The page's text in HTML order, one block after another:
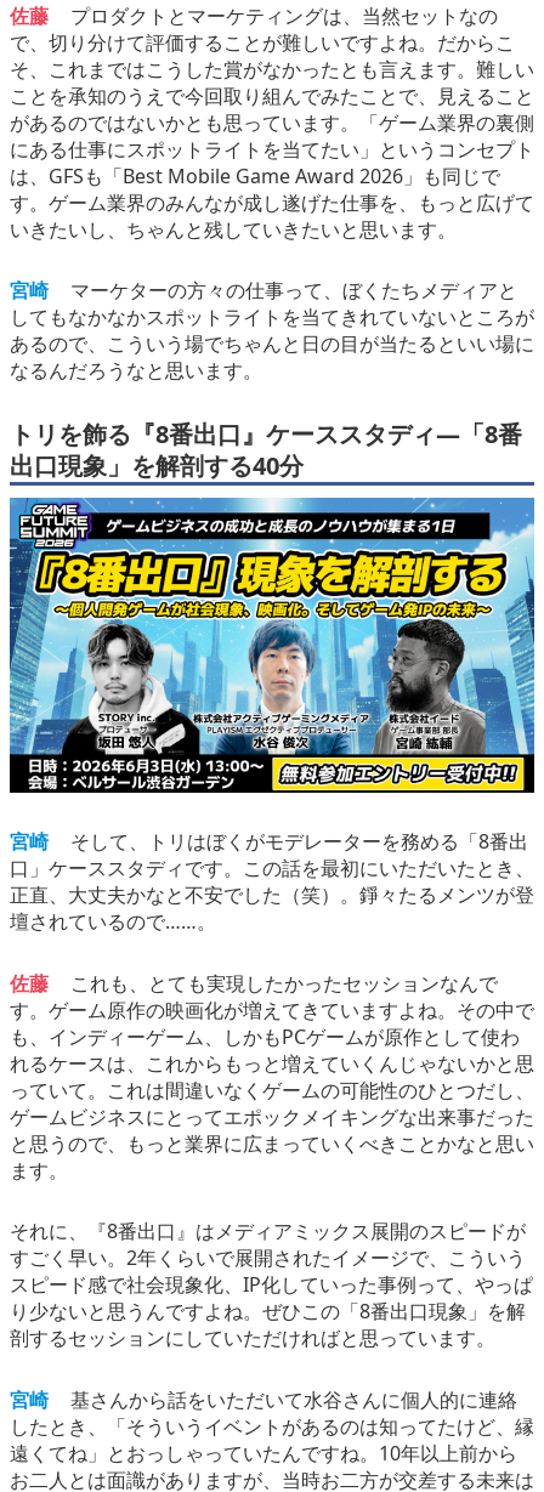
佐藤
プロダクトとマーケティングは、当然セットなの
で、切り分けて評価することが難しいですよね。だからこ
そ、これまではこうした賞がなかったとも言えます。難しい
ことを承知のうえで今回取り組んでみたことで、見えること
があるのではないかとも思っています。「ゲーム業界の裏側
にある仕事にスポットライトを当てたい」というコンセプト
は、GFSも「Best Mobile Game Award 2026」も同じで
す。ゲーム業界のみんなが成し遂げた仕事を、もっと広げて
いきたいし、ちゃんと残していきたいと思います。
宮崎
マーケターの方々の仕事って、ぼくたちメディアと
してもなかなかスポットライトを当てきれていないところが
あるので、こういう場でちゃんと日の目が当たるといい場に
なるんだろうなと思います。
トリを飾る『8番出口』ケーススタディ―「8番
出口現象」を解剖する40分
宮崎
そして、トリはぼくがモデレーターを務める「8番出
口」ケーススタディです。この話を最初にいただいたとき、
正直、大丈夫かなと不安でした（笑）。錚々たるメンツが登
壇されているので……。
佐藤
これも、とても実現したかったセッションなんで
す。ゲーム原作の映画化が増えてきていますよね。その中で
も、インディーゲーム、しかもPCゲームが原作として使わ
れるケースは、これからもっと増えていくんじゃないかと思
っていて。これは間違いなくゲームの可能性のひとつだし、
ゲームビジネスにとってエポックメイキングな出来事だった
と思うので、もっと業界に広まっていくべきことかなと思い
ます。
それに、『8番出口』はメディアミックス展開のスピードが
すごく早い。2年くらいで展開されたイメージで、こういう
スピード感で社会現象化、IP化していった事例って、やっぱ
り少ないと思うんですよね。ぜひこの「8番出口現象」を解
剖するセッションにしていただければと思っています。
宮崎
基さんから話をいただいて水谷さんに個人的に連絡
したとき、「そういうイベントがあるのは知ってたけど、縁
遠くてね」とおっしゃっていたんですね。10年以上前から
お二人とは面識がありますが、当時お二方が交差する未来は